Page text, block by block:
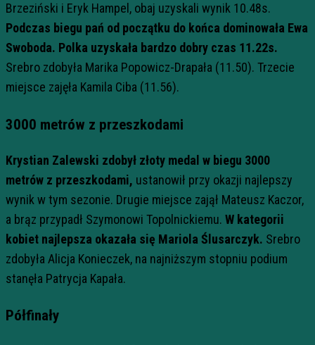
Brzeziński i Eryk Hampel, obaj uzyskali wynik 10.48s.
Podczas biegu pań od początku do końca dominowała Ewa
Swoboda. Polka uzyskała bardzo dobry czas 11.22s.
Srebro zdobyła Marika Popowicz-Drapała (11.50). Trzecie
miejsce zajęła Kamila Ciba (11.56).
3000 metrów z przeszkodami
Krystian Zalewski zdobył złoty medal w biegu 3000
metrów z przeszkodami, ustanowił przy okazji najlepszy
wynik w tym sezonie. Drugie miejsce zajął Mateusz Kaczor,
a brąz przypadł Szymonowi Topolnickiemu. W kategorii
kobiet najlepsza okazała się Mariola Ślusarczyk. Srebro
zdobyła Alicja Konieczek, na najniższym stopniu podium
stanęła Patrycja Kapała.
Półfinały